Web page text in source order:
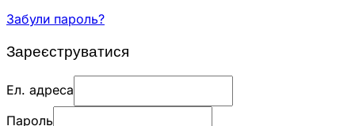
Забули пароль?
Зареєструватися
Ел. адреса
Пароль